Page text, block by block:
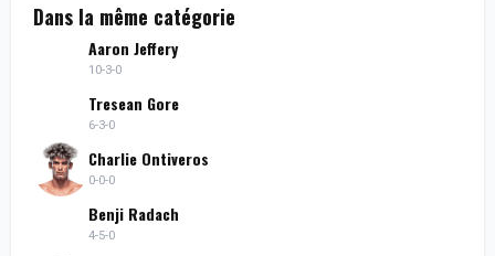
Dans la même catégorie
Aaron Jeffery
10-3-0
Tresean Gore
6-3-0
Charlie Ontiveros
0-0-0
Benji Radach
4-5-0